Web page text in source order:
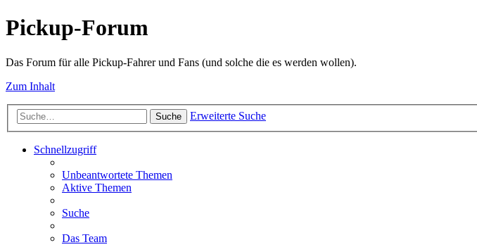
Pickup-Forum
Das Forum für alle Pickup-Fahrer und Fans (und solche die es werden wollen).
Zum Inhalt
Suche Erweiterte Suche
Schnellzugriff
Unbeantwortete Themen
Aktive Themen
Suche
Das Team